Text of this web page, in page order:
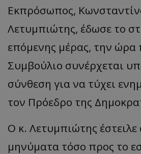
Εκπρόσωπος,
Λετυμπιώτης, έδωσε το
επόμενης μέρας, την ώρα
Συμβούλιο συνέρχεται
σύνθεση για να τύχει
τον Πρόεδρο της
​Ο κ. Λετυμπιώτης
μηνύματα τόσο προς το